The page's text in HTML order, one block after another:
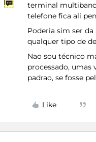
terminal
telefone fica ali
Poderia sim ser
qualquer tipo de
Nao sou técnico
processado, umas
padrao, se fosse
Like